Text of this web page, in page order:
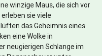
winzige Maus, die sich vor
sie viele
das Geheimnis eines
eine Wolke in
neugierigen Schlange im